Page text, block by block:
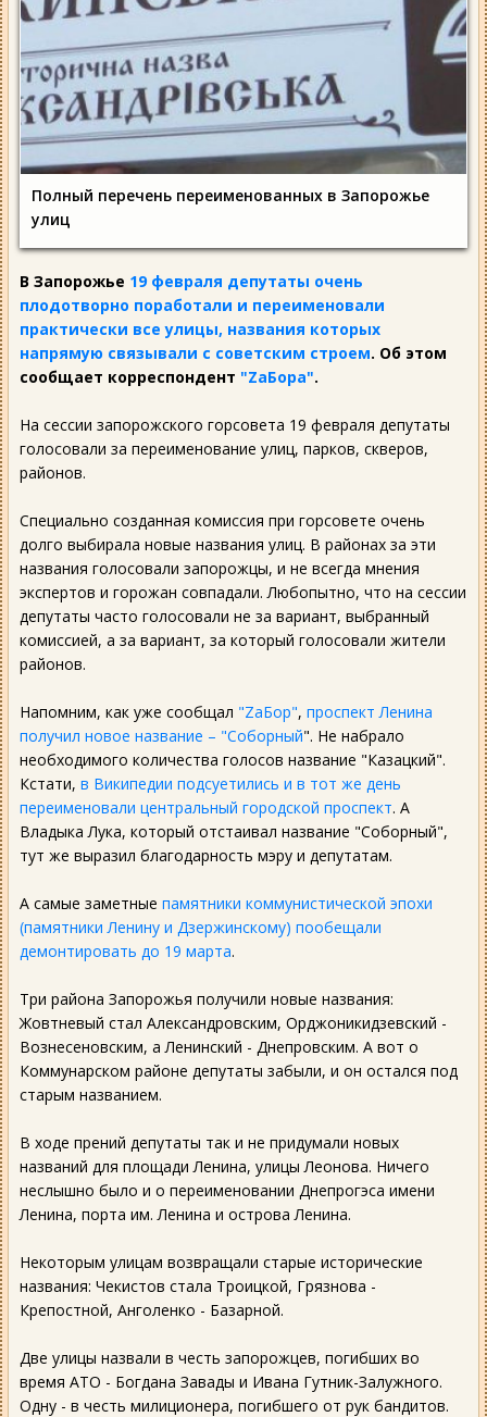
Полный перечень переименованных в Запорожье
улиц
В Запорожье 19 февраля депутаты очень
плодотворно поработали и переименовали
практически все улицы, названия которых
напрямую связывали с советским строем. Об этом
сообщает корреспондент "ZаБора".
На сессии запорожского горсовета 19 февраля депутаты
голосовали за переименование улиц, парков, скверов,
районов.
Специально созданная комиссия при горсовете очень
долго выбирала новые названия улиц. В районах за эти
названия голосовали запорожцы, и не всегда мнения
экспертов и горожан совпадали. Любопытно, что на сессии
депутаты часто голосовали не за вариант, выбранный
комиссией, а за вариант, за который голосовали жители
районов.
Напомним, как уже сообщал "ZаБор", проспект Ленина
получил новое название – "Соборный". Не набрало
необходимого количества голосов название "Казацкий".
Кстати, в Википедии подсуетились и в тот же день
переименовали центральный городской проспект. А
Владыка Лука, который отстаивал название "Соборный",
тут же выразил благодарность мэру и депутатам.
А самые заметные памятники коммунистической эпохи
(памятники Ленину и Дзержинскому) пообещали
демонтировать до 19 марта.
Три района Запорожья получили новые названия:
Жовтневый стал Александровским, Орджоникидзевский -
Вознесеновским, а Ленинский - Днепровским. А вот о
Коммунарском районе депутаты забыли, и он остался под
старым названием.
В ходе прений депутаты так и не придумали новых
названий для площади Ленина, улицы Леонова. Ничего
неслышно было и о переименовании Днепрогэса имени
Ленина, порта им. Ленина и острова Ленина.
Некоторым улицам возвращали старые исторические
названия: Чекистов стала Троицкой, Грязнова -
Крепостной, Анголенко - Базарной.
Две улицы назвали в честь запорожцев, погибших во
время АТО - Богдана Завады и Ивана Гутник-Залужного.
Одну - в честь милиционера, погибшего от рук бандитов.